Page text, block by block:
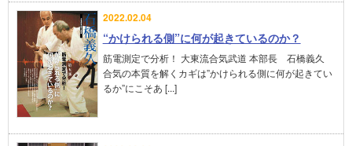
2022.02.04
“かけられる側”に何が起きているのか？
筋電測定で分析！ 大東流合気武道 本部長 石橋義久
合気の本質を解くカギは”かけられる側に何が起きてい
るか”にこそあ [...]